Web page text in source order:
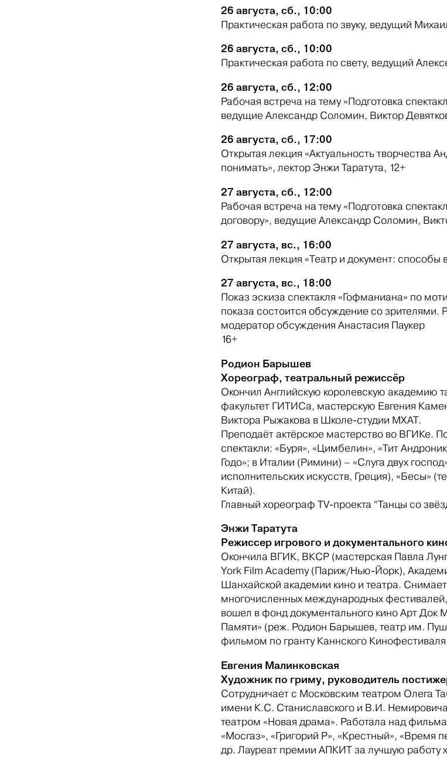
26 августа, сб., 10:00
Практическая работа по звуку, ведущий
26 августа, сб., 10:00
Практическая работа по свету, ведущий
26 августа, сб., 12:00
Рабочая встреча на тему «Подготовка
ведущие Александр Соломин, Виктор
26 августа, сб., 17:00
Открытая лекция «Актуальность творчества
понимать», лектор Энжи Таратута, 12+
27 августа, сб., 12:00
Рабочая встреча на тему «Подготовка
договору», ведущие Александр Соломин,
27 августа, вс., 16:00
Открытая лекция «Театр и документ: способы
27 августа, вс., 18:00
Показ эскиза спектакля «Гофманиана» по
показа состоится обсуждение со
модератор обсуждения Анастасия Паукер
16+
Родион Барышев
Хореограф, театральный режиссёр
Окончил Английскую королевскую академию
факультет ГИТИСа, мастерскую Евгения
Виктора Рыжакова в Школе-студии МХАТ.
Преподаёт актёрское мастерство во ВГИКе.
спектакли: «Буря», «Цимбелин», «Тит
Годо»; в Италии (Римини) – «Слуга двух
исполнительских искусств, Греция), «Бесы»
Китай).
Главный хореограф TV-проекта “Танцы со
Энжи Таратута
Режиссер игрового и документального
Окончила ВГИК, ВКСР (мастерская Павла
York Film Academy (Париж/Нью-Йорк),
Шанхайской академии кино и театра.
многочисленных международных
вошел в фонд документального кино Арт Док
Памяти» (реж. Родион Барышев, театр им.
фильмом по гранту Каннского Кинофестиваля
Евгения Малинковская
Художник по гриму, руководитель
Сотрудничает с Московским театром Олега
имени К.С. Станиславского и В.И.
театром «Новая драма». Работала над
«Мосгаз», «Григорий Р», «Крестный»,
др. Лауреат премии АПКИТ за лучшую работу